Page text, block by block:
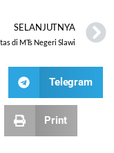
SELANJUTNYA
di MTs Negeri Slawi
Telegram
Print